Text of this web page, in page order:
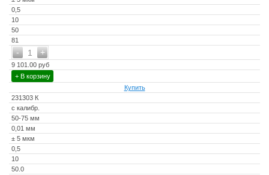
0,5
10
50
81
+
- 1
9 101.00 руб
+ В корзину
Купить
231303 К
с калибр.
50-75 мм
0,01 мм
± 5 мкм
0,5
10
50.0